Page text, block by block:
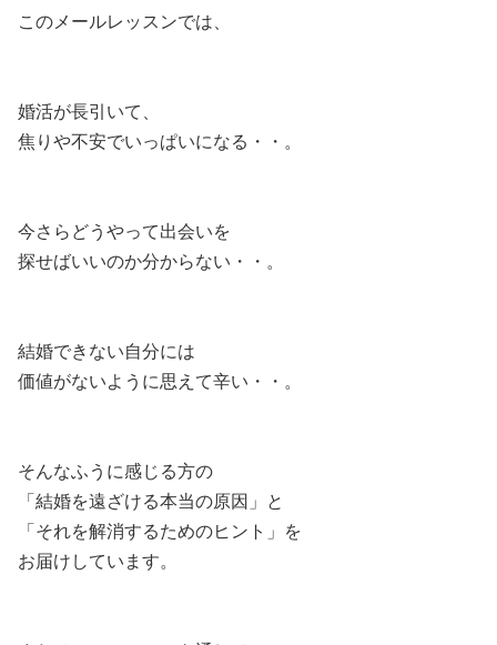
このメールレッスンでは、
婚活が長引いて、
焦りや不安でいっぱいになる・・。
今さらどうやって出会いを
探せばいいのか分からない・・。
結婚できない自分には
価値がないように思えて辛い・・。
そんなふうに感じる方の
「結婚を遠ざける本当の原因」と
「それを解消するためのヒント」を
お届けしています。